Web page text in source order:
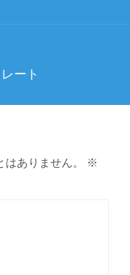
ート
ありません。
※